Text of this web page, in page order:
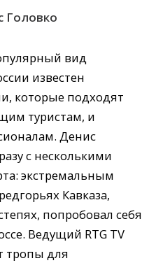
Головко
вид
известен
которые подходят
туристам, и
Денис
с несколькими
экстремальным
Кавказа,
попробовал себя
Ведущий RTG TV
тропы для